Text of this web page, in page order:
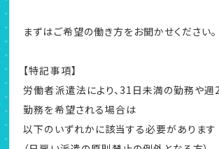
まずはご希望の働き方をお聞かせください。
【特記事項】
労働者派遣法により、31日未満の勤務や
勤務を希望される場合は
以下のいずれかに該当する必要があります